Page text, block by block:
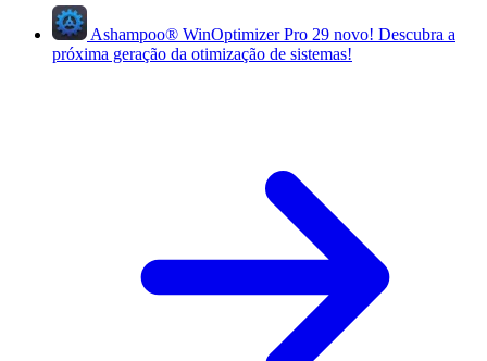
Ashampoo® WinOptimizer Pro 29 novo! Descubra a
próxima geração da otimização de sistemas!